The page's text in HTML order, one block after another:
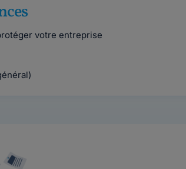
votre entreprise